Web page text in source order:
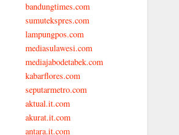
bandungtimes.com
sumutekspres.com
lampungpos.com
mediasulawesi.com
mediajabodetabek.com
kabarflores.com
seputarmetro.com
aktual.it.com
akurat.it.com
antara.it.com